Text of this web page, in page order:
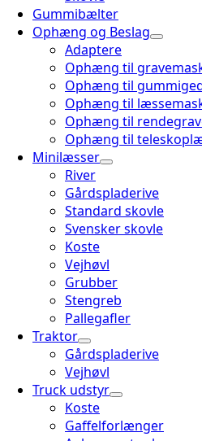
Gummibælter
Ophæng og Beslag
Adaptere
Ophæng til
Ophæng til
Ophæng til
Ophæng til
Ophæng til
Minilæsser
River
Gårdspladerive
Standard skovle
Svensker skovle
Koste
Vejhøvl
Grubber
Stengreb
Pallegafler
Traktor
Gårdspladerive
Vejhøvl
Truck udstyr
Koste
Gaffelforlænger